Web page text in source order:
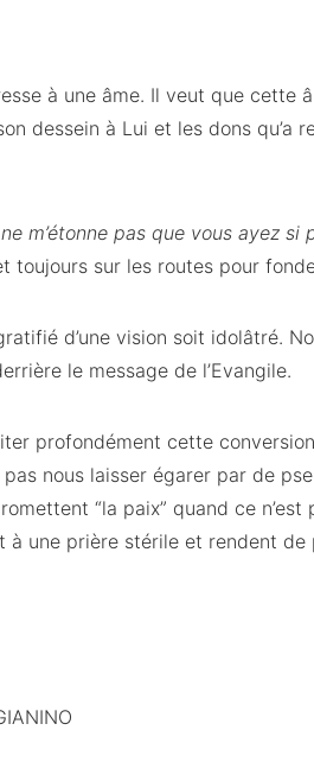
à une âme. Il veut que cette
dessein à Lui et les dons qu’a
m’étonne pas que vous ayez si
toujours sur les routes pour
d’une vision soit idolâtré.
le message de l’Evangile.
profondément cette
nous laisser égarer par de
“la paix” quand ce n’est
à une prière stérile et rendent